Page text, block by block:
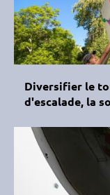
Diversifier le
d'escalade, la